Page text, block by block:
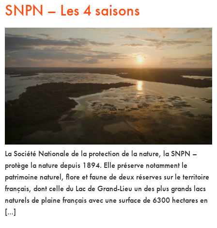
SNPN – Les 4 saisons
La Société Nationale de la protection de la nature, la SNPN –
protège la nature depuis 1894. Elle préserve notamment le
patrimoine naturel, flore et faune de deux réserves sur le territoire
français, dont celle du Lac de Grand-Lieu un des plus grands lacs
naturels de plaine français avec une surface de 6300 hectares en
[…]